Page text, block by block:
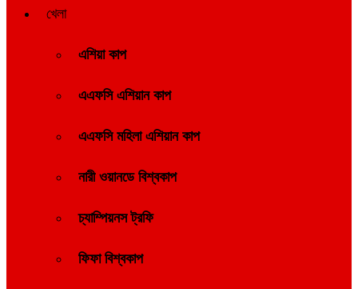
খেলা
এশিয়া কাপ
এএফসি এশিয়ান কাপ
এএফসি মহিলা এশিয়ান কাপ
নারী ওয়ানডে বিশ্বকাপ
চ্যাম্পিয়নস ট্রফি
ফিফা বিশ্বকাপ